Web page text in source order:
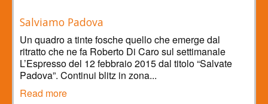
Salviamo Padova
Un quadro a tinte fosche quello che emerge dal
ritratto che ne fa Roberto Di Caro sul settimanale
L’Espresso del 12 febbraio 2015 dal titolo “Salvate
Padova”. Continui blitz in zona...
Read more